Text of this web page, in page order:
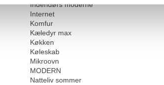
Indendørs moderne
Internet
Komfur
Kæledyr max
Køkken
Køleskab
Mikroovn
MODERN
Natteliv sommer